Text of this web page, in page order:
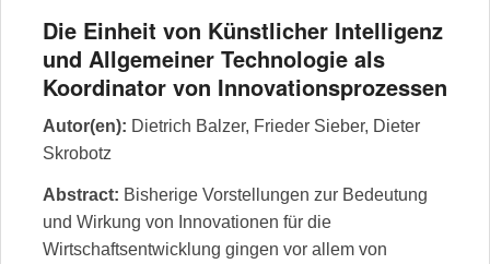
Die Einheit von Künstlicher Intelligenz
und Allgemeiner Technologie als
Koordinator von Innovationsprozessen
Autor(en): Dietrich Balzer, Frieder Sieber, Dieter
Skrobotz
Abstract: Bisherige Vorstellungen zur Bedeutung
und Wirkung von Innovationen für die
Wirtschaftsentwicklung gingen vor allem von